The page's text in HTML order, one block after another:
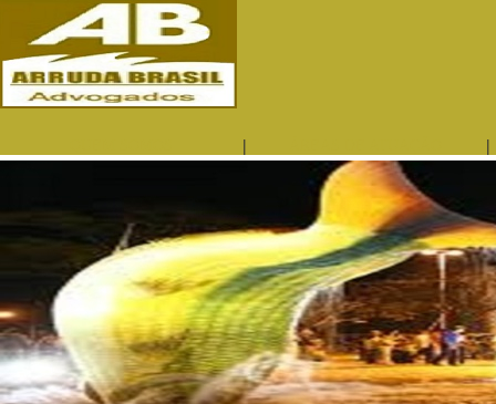
| |